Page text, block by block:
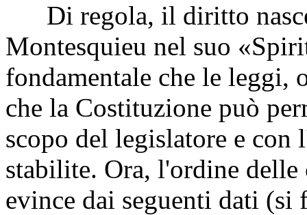
Di regola, il diritto
Montesquieu nel suo
fondamentale che le leggi,
che la Costituzione può
scopo del legislatore e con
stabilite. Ora, l'ordine
evince dai seguenti dati